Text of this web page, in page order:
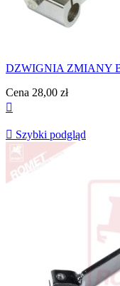
DZWIGNIA ZMIANY
Cena 28,00 zł

 Szybki podgląd